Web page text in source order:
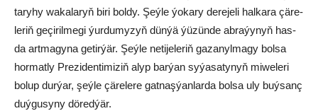
ta­ry­hy wa­ka­la­ryň bi­ri bol­dy. Şeý­le ýo­ka­ry de­re­je­li hal­ka­ra çä­re­
le­riň ge­çi­ril­me­gi ýur­du­my­zyň dün­ýä ýü­zün­de ab­ra­ýy­nyň has-
da art­ma­gy­na ge­tir­ýär. Şeý­le ne­ti­je­le­riň ga­za­nyl­ma­gy bol­sa
hor­mat­ly Pre­zi­den­ti­mi­ziň alyp bar­ýan sy­ýa­sa­ty­nyň mi­we­le­ri
bo­lup dur­ýar, şeý­le çä­re­le­re gat­naş­ýan­lar­da bol­sa uly buý­sanç
duý­gu­sy­ny dö­red­ýär.